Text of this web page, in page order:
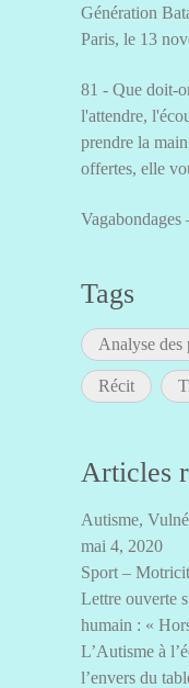
Génération
Paris, le 13
81 - Que doit-
l'attendre,
prendre la
offertes, elle
Tags
Analyse des
Récit
Articles
Autisme,
mai 4, 2020
Sport –
Lettre ouverte
humain : «
L’Autisme à
l’envers du